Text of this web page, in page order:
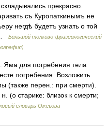
прекрасно.
съ Куропаткинымъ не
негдѣ будетъ узнать о той
Большой толково-фразеологический
для погребения тела
погребения. Возложить
(также перен.: при смерти).
(о старике: близок к смерти;
словарь Ожегова